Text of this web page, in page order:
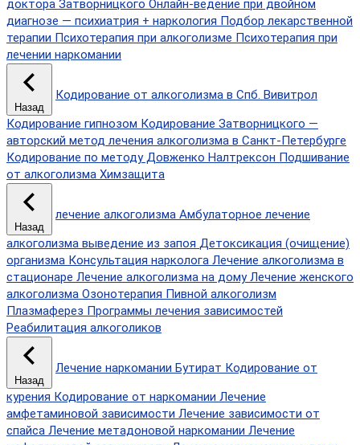
доктора Затворницкого Онлайн‑ведение при двойном
диагнозе — психиатрия + наркология Подбор лекарственной
терапии Психотерапия при алкоголизме Психотерапия при
лечении наркомании
Назад
Кодирование от алкоголизма в Спб. Вивитрол
Кодирование гипнозом Кодирование Затворницкого —
авторский метод лечения алкоголизма в Санкт‑Петербурге
Кодирование по методу Довженко Налтрексон Подшивание
от алкоголизма Химзащита
Назад
лечение алкоголизма Амбулаторное лечение
алкоголизма выведение из запоя Детоксикация (очищение)
организма Консультация нарколога Лечение алкоголизма в
стационаре Лечение алкоголизма на дому Лечение женского
алкоголизма Озонотерапия Пивной алкоголизм
Плазмаферез Программы лечения зависимостей
Реабилитация алкоголиков
Назад
Лечение наркомании Бутират Кодирование от
курения Кодирование от наркомании Лечение
амфетаминовой зависимости Лечение зависимости от
спайса Лечение метадоновой наркомании Лечение